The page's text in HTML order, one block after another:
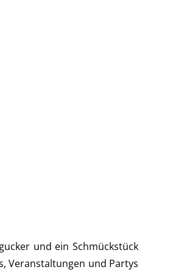
und ein Schmückstück
Veranstaltungen und Partys